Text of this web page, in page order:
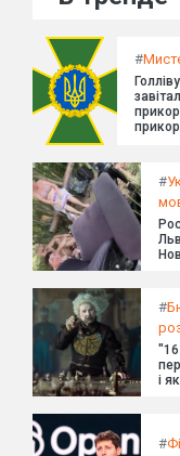
#
#
#
і
#